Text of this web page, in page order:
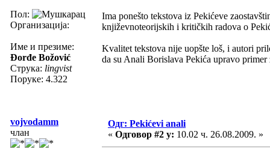
Пол:
Организација:
Име и презиме:
Đorđe Božović
Струка: lingvist
Поруке: 4.322
Ima ponešto tekstova iz Pekićeve
književnoteorijskih i kritičkih radova o
Kvalitet tekstova nije uopšte loš, i autori
da su Anali Borislava Pekića upravo
vojvodamm
члан
Одг: Pekićevi anali
« Одговор #2 у: 10.02 ч. 26.08.2009. »